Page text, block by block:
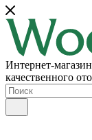
Интернет-
качественного